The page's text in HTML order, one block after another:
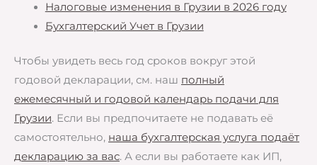
Налоговые изменения в Грузии в 2026 году
Бухгалтерский Учет в Грузии
Чтобы увидеть весь год сроков вокруг этой
годовой декларации, см. наш полный
ежемесячный и годовой календарь подачи для
Грузии. Если вы предпочитаете не подавать её
самостоятельно, наша бухгалтерская услуга подаёт
декларацию за вас. А если вы работаете как ИП,